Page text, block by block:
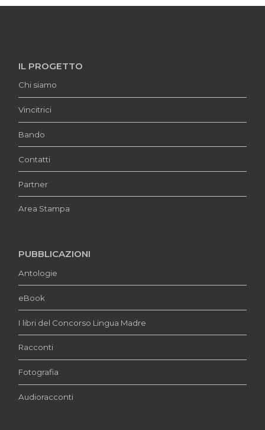
IL PROGETTO
Chi siamo
Vincitrici
Bando
Contatti
Partner
Area Stampa
PUBBLICAZIONI
Antologie
eBook
I libri del Concorso Lingua Madre
Racconti
Fotografia
Audioracconti